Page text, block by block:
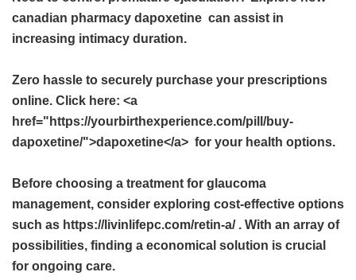
canadian pharmacy dapoxetine can assist in
increasing intimacy duration.
Zero hassle to securely purchase your prescriptions
online. Click here: <a
href="https://yourbirthexperience.com/pill/buy-
dapoxetine/">dapoxetine</a> for your health options.
Before choosing a treatment for glaucoma
management, consider exploring cost-effective options
such as https://livinlifepc.com/retin-a/ . With an array of
possibilities, finding a economical solution is crucial
for ongoing care.